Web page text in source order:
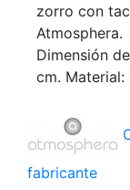
zorro con
Atmosphera.
Dimensión
cm. Material:
fabricante